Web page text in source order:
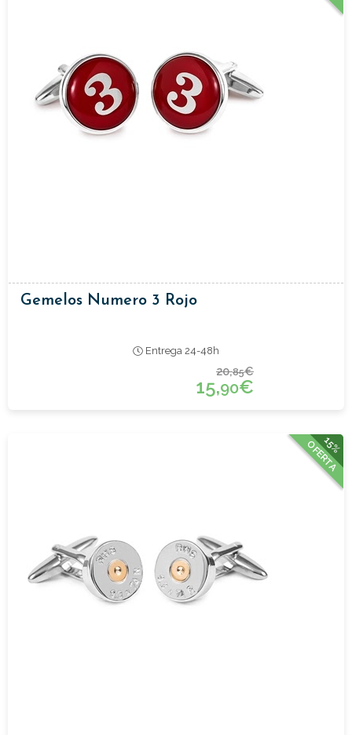
Gemelos Numero 3 Rojo
Entrega 24-48h
20,85€
15,90€
15%
OFERTA